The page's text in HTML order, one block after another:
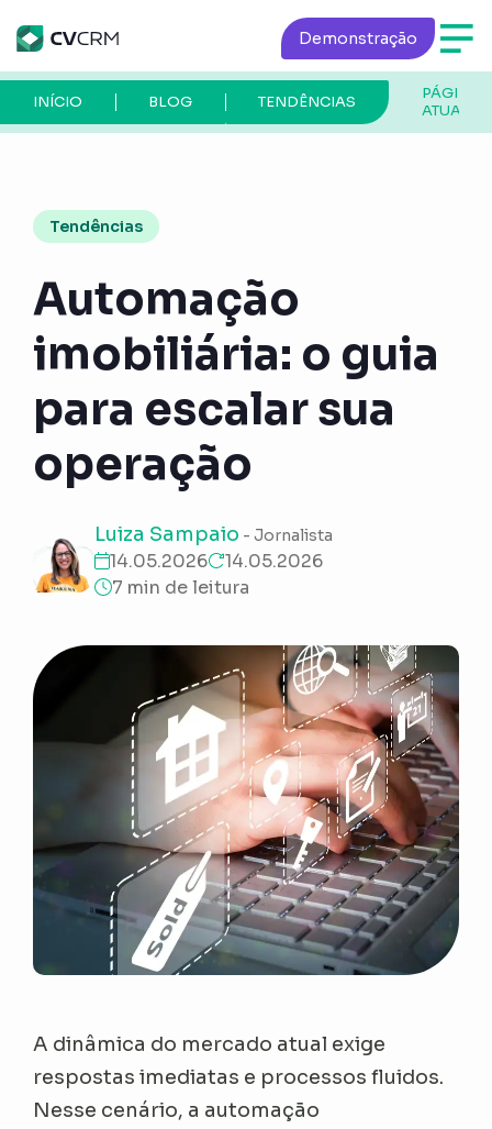
Demonstração
PÁGINA
ATUAL
TENDÊNCIAS
BLOG
INÍCIO
Tendências
Automação
imobiliária: o guia
para escalar sua
operação
Luiza Sampaio - Jornalista
14.05.2026
14.05.2026
7 min de leitura
A dinâmica do mercado atual exige
respostas imediatas e processos fluidos.
Nesse cenário, a automação